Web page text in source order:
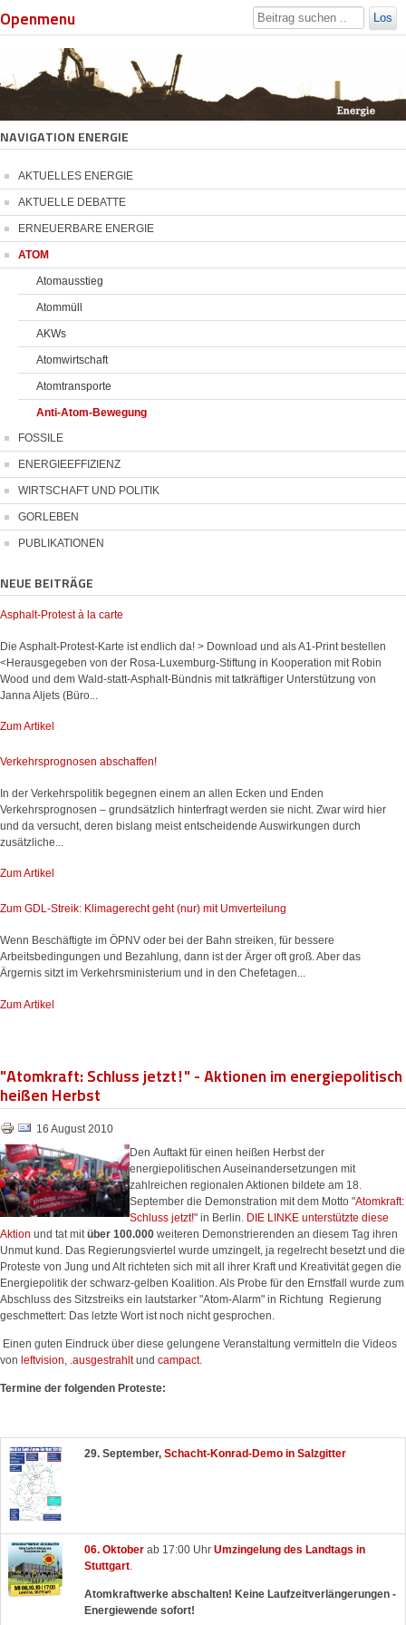
Openmenu Los
NAVIGATION ENERGIE
AKTUELLES ENERGIE
AKTUELLE DEBATTE
ERNEUERBARE ENERGIE
ATOM
Atomausstieg
Atommüll
AKWs
Atomwirtschaft
Atomtransporte
Anti-Atom-Bewegung
FOSSILE
ENERGIEEFFIZIENZ
WIRTSCHAFT UND POLITIK
GORLEBEN
PUBLIKATIONEN
NEUE BEITRÄGE
Asphalt-Protest à la carte
Die Asphalt-Protest-Karte ist endlich da! > Download und als A1-Print bestellen
<Herausgegeben von der Rosa-Luxemburg-Stiftung in Kooperation mit Robin
Wood und dem Wald-statt-Asphalt-Bündnis mit tatkräftiger Unterstützung von
Janna Aljets (Büro...
Zum Artikel
Verkehrsprognosen abschaffen!
In der Verkehrspolitik begegnen einem an allen Ecken und Enden
Verkehrsprognosen – grundsätzlich hinterfragt werden sie nicht. Zwar wird hier
und da versucht, deren bislang meist entscheidende Auswirkungen durch
zusätzliche...
Zum Artikel
Zum GDL-Streik: Klimagerecht geht (nur) mit Umverteilung
Wenn Beschäftigte im ÖPNV oder bei der Bahn streiken, für bessere
Arbeitsbedingungen und Bezahlung, dann ist der Ärger oft groß. Aber das
Ärgernis sitzt im Verkehrsministerium und in den Chefetagen...
Zum Artikel
"Atomkraft: Schluss jetzt!" - Aktionen im energiepolitisch
heißen Herbst
16 August 2010
Den Auftakt für einen heißen Herbst der
energiepolitischen Auseinandersetzungen mit
zahlreichen regionalen Aktionen bildete am 18.
September die Demonstration mit dem Motto "Atomkraft:
Schluss jetzt!" in Berlin. DIE LINKE unterstützte diese
Aktion und tat mitüber 100.000 weiteren Demonstrierenden an diesem Tag ihren
Unmut kund. Das Regierungsviertel wurde umzingelt, ja regelrecht besetzt und die
Proteste von Jung und Alt richteten sich mit all ihrer Kraft und Kreativität gegen die
Energiepolitik der schwarz-gelben Koalition. Als Probe für den Ernstfall wurde zum
Abschluss des Sitzstreiks ein lautstarker "Atom-Alarm" in Richtung Regierung
geschmettert: Das letzte Wort ist noch nicht gesprochen.
Einen guten Eindruck über diese gelungene Veranstaltung vermitteln die Videos
von leftvision, .ausgestrahltund campact.
Termine der folgenden Proteste:
29. September, Schacht-Konrad-Demo in Salzgitter
06. Oktober ab 17:00 Uhr Umzingelung des Landtags in
Stuttgart
Atomkraftwerke abschalten! Keine Laufzeitverlängerungen -
Energiewende sofort!